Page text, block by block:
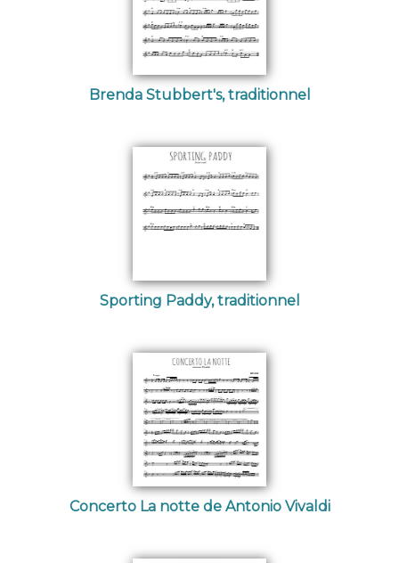
Brenda Stubbert's, traditionnel
Sporting Paddy, traditionnel
Concerto La notte de Antonio Vivaldi